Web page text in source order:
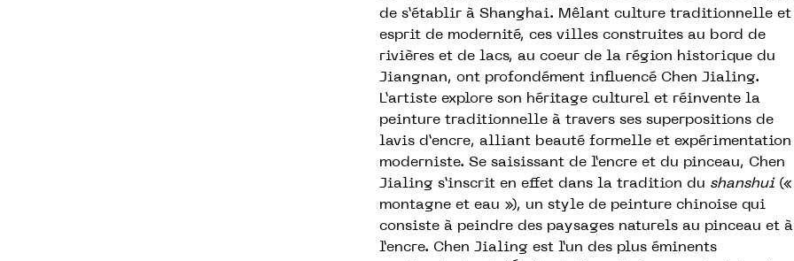
de s’établir à Shanghai. Mêlant culture traditionnelle et
esprit de modernité, ces villes construites au bord de
rivières et de lacs, au coeur de la région historique du
Jiangnan, ont profondément influencé Chen Jialing.
L’artiste explore son héritage culturel et réinvente la
peinture traditionnelle à travers ses superpositions de
lavis d’encre, alliant beauté formelle et expérimentation
moderniste. Se saisissant de l’encre et du pinceau, Chen
Jialing s’inscrit en effet dans la tradition du shanshui («
montagne et eau »), un style de peinture chinoise qui
consiste à peindre des paysages naturels au pinceau et à
l’encre. Chen Jialing est l’un des plus éminents